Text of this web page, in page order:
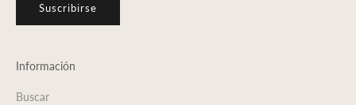
Suscribirse
Información
Buscar